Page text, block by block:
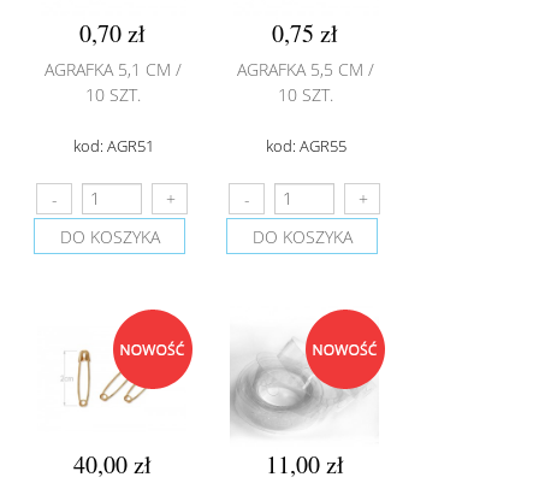
0,70 zł
AGRAFKA 5,1 CM /
10 SZT.
kod: AGR51
DO KOSZYKA
0,75 zł
AGRAFKA 5,5 CM /
10 SZT.
kod: AGR55
DO KOSZYKA
40,00 zł 11,00 zł